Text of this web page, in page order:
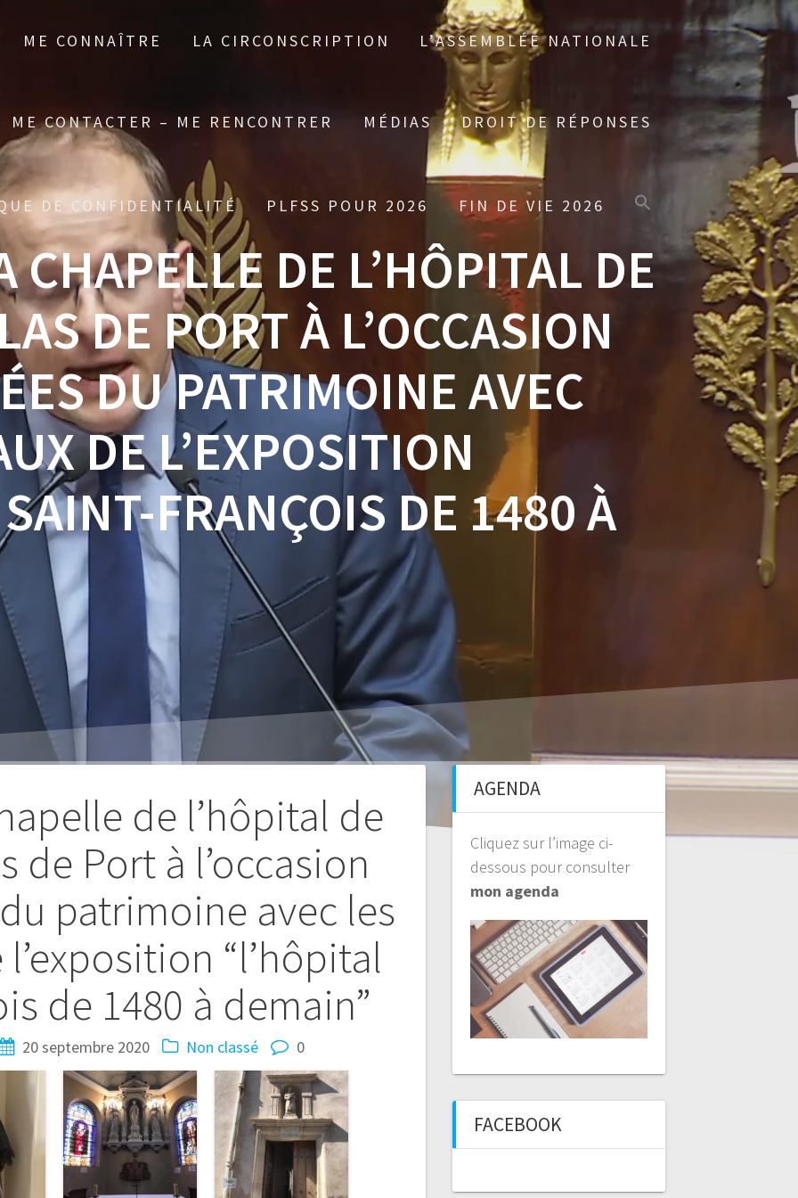
ME CONNAÎTRE LA CIRCONSCRIPTION L’ASSEMBLÉE NATIONALE
ME CONTACTER – ME RENCONTRER MÉDIAS DROIT DE RÉPONSES
DE CONFIDENTIALITÉ PLFSS POUR 2026 FIN DE VIE 2026
CHAPELLE DE L’HÔPITAL DE
DE PORT À L’OCCASION
DU PATRIMOINE AVEC
DE L’EXPOSITION
FRANÇOIS DE 1480 À
de l’hôpital de
de Port à l’occasion
patrimoine avec les
“l’hôpital
de 1480 à demain”
20 septembre 2020 Non classé 0
AGENDA
Cliquez sur l’image ci-
dessous pour consulter
mon agenda
FACEBOOK